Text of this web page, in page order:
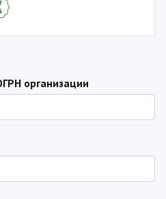
организации